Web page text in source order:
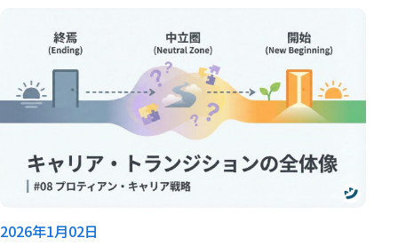
2026年1月02日